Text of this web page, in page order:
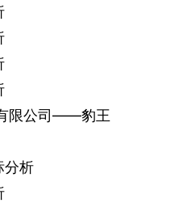
限公司——豹王
分析